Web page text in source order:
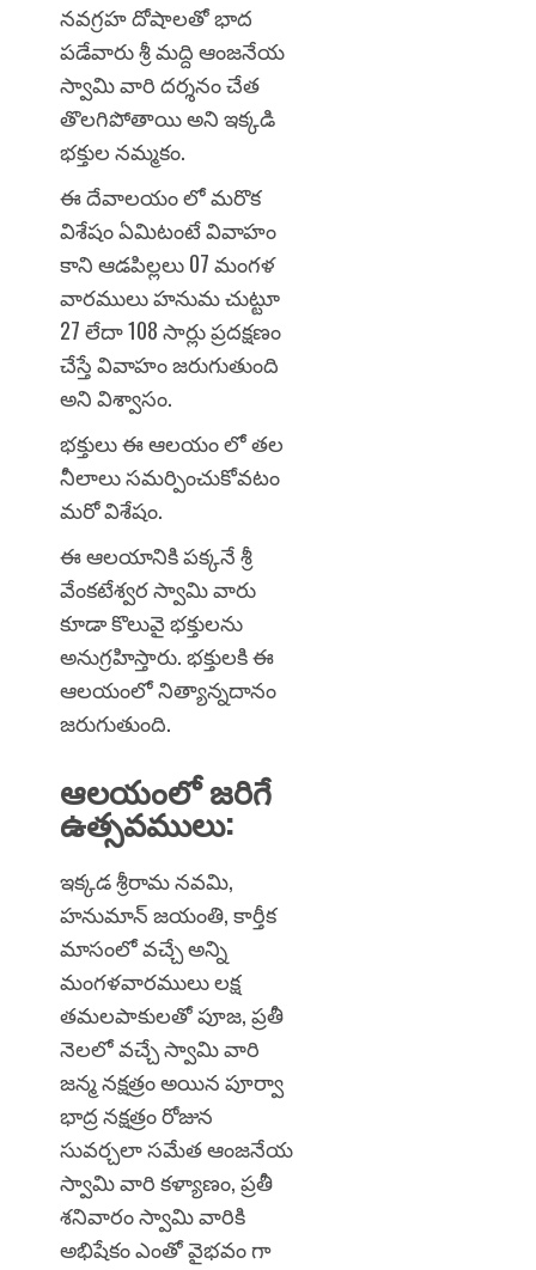
నవగ్రహ దోషాలతో భాద
పడేవారు శ్రీ మద్ది ఆంజనేయ
స్వామి వారి దర్శనం చేత
తొలగిపోతాయి అని ఇక్కడి
భక్తుల నమ్మకం.
ఈ దేవాలయం లో మరొక
విశేషం ఏమిటంటే వివాహం
కాని ఆడపిల్లలు 07 మంగళ
వారములు హనుమ చుట్టూ
27 లేదా 108 సార్లు ప్రదక్షణం
చేస్తే వివాహం జరుగుతుంది
అని విశ్వాసం.
భక్తులు ఈ ఆలయం లో తల
నీలాలు సమర్పించుకోవటం
మరో విశేషం.
ఈ ఆలయానికి పక్కనే శ్రీ
వేంకటేశ్వర స్వామి వారు
కూడా కొలువై భక్తులను
అనుగ్రహిస్తారు.భక్తులకి ఈ
ఆలయంలోనిత్యాన్నదానం
జరుగుతుంది.
ఆలయంలో జరిగే
ఉత్సవములు:
ఇక్కడ శ్రీరామ నవమి,
హనుమాన్ జయంతి, కార్తీక
మాసంలో వచ్చే అన్ని
మంగళవారములు లక్ష
తమలపాకులతో పూజ, ప్రతీ
నెలలో వచ్చే స్వామి వారి
జన్మ నక్షత్రం అయిన పూర్వా
భాద్ర నక్షత్రం రోజున
సువర్చలా సమేత ఆంజనేయ
స్వామి వారి కళ్యాణం, ప్రతీ
శనివారం స్వామి వారికి
అభిషేకం ఎంతో వైభవం గా